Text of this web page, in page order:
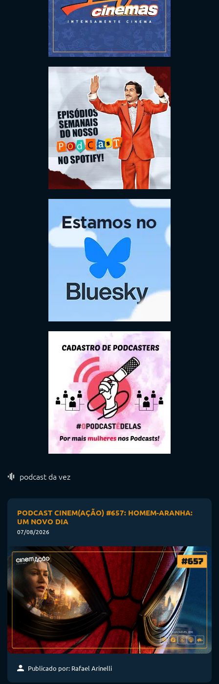
podcast da vez
PODCAST CINEM(AÇÃO) #657: HOMEM-ARANHA:
UM NOVO DIA
07/08/2026
Publicado por: Rafael Arinelli